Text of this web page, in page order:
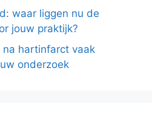
waar liggen nu de
jouw praktijk?
hartinfarct vaak
onderzoek